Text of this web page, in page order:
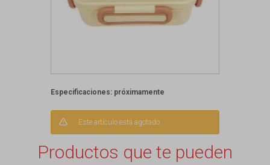
Especificaciones: próximamente
Este artículo está agotado.
Productos que te pueden